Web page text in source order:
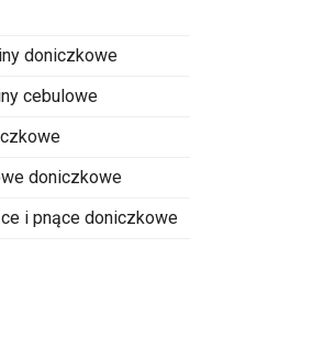
doniczkowe
cebulowe
doniczkowe
i pnące doniczkowe